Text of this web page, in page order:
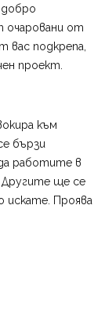
очаровани от
подкрепа,
проект.
към
бързи
работите в
Другите ще се
искате. Проява